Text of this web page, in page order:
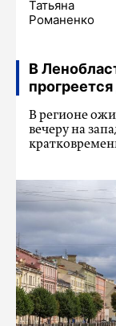
Татьяна
Романенко
В
В регионе
вечеру на